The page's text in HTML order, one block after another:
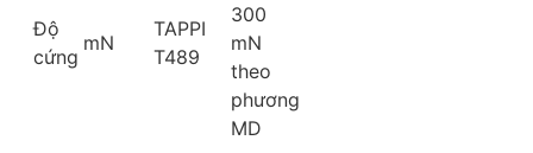
Độ
cứng
mN
TAPPI
T489
300
mN
theo
phương
MD